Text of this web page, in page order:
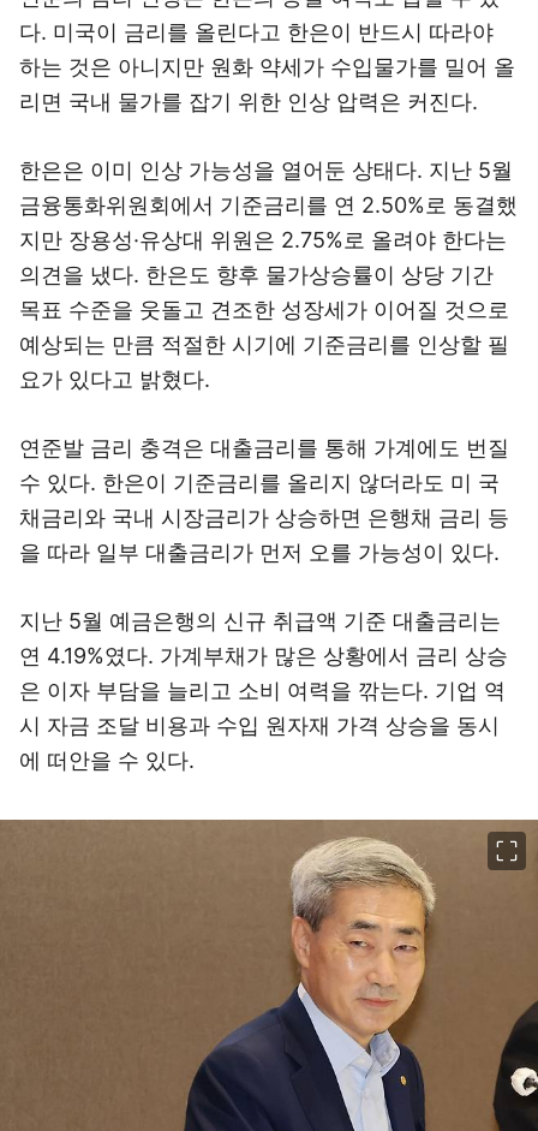
다. 미국이 금리를 올린다고 한은이 반드시 따라야
하는 것은 아니지만 원화 약세가 수입물가를 밀어 올
리면 국내 물가를 잡기 위한 인상 압력은 커진다.
한은은 이미 인상 가능성을 열어둔 상태다. 지난 5월
금융통화위원회에서 기준금리를 연 2.50%로 동결했
지만 장용성·유상대 위원은 2.75%로 올려야 한다는
의견을 냈다. 한은도 향후 물가상승률이 상당 기간
목표 수준을 웃돌고 견조한 성장세가 이어질 것으로
예상되는 만큼 적절한 시기에 기준금리를 인상할 필
요가 있다고 밝혔다.
연준발 금리 충격은 대출금리를 통해 가계에도 번질
수 있다. 한은이 기준금리를 올리지 않더라도 미 국
채금리와 국내 시장금리가 상승하면 은행채 금리 등
을 따라 일부 대출금리가 먼저 오를 가능성이 있다.
지난 5월 예금은행의 신규 취급액 기준 대출금리는
연 4.19%였다. 가계부채가 많은 상황에서 금리 상승
은 이자 부담을 늘리고 소비 여력을 깎는다. 기업 역
시 자금 조달 비용과 수입 원자재 가격 상승을 동시
에 떠안을 수 있다.